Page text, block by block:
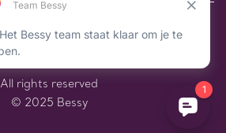
All rights reserved
© 2025 Bessy